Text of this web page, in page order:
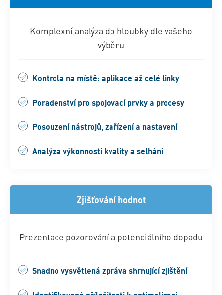
Komplexní analýza do hloubky dle vašeho
výběru
Kontrola na místě: aplikace až celé linky
Poradenství pro spojovací prvky a procesy
Posouzení nástrojů, zařízení a nastavení
Analýza výkonnosti kvality a selhání
Zjišťování hodnot
Prezentace pozorování a potenciálního dopadu
Snadno vysvětlená zpráva shrnující zjištění